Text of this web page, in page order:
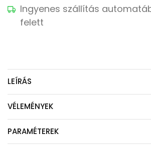
Ingyenes szállítás
felett
LEÍRÁS
VÉLEMÉNYEK
PARAMÉTEREK